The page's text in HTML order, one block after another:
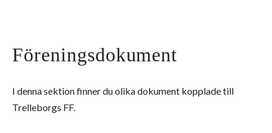
Föreningsdokument
I denna sektion finner du olika dokument kopplade till
Trelleborgs FF.